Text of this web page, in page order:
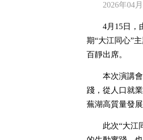
2026年04月
4月15日，
期“大江同心”
百靜出席。
本次演講
踐，從人口就
蕪湖高質量發
此次“大江